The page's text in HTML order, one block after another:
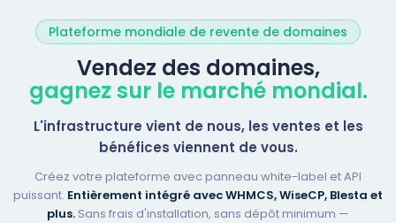
Plateforme mondiale de revente de domaines
Vendez des domaines,
gagnez sur le marché mondial.
L'infrastructure vient de nous, les ventes et les
bénéfices viennent de vous.
Créez votre plateforme avec panneau white-label et API
puissant. Entièrement intégré avec WHMCS, WiseCP, Blesta et
plus. Sans frais d'installation, sans dépôt minimum —